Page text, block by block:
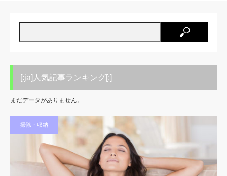
[:ja]人気記事ランキング[:]
まだデータがありません。
掃除・収納